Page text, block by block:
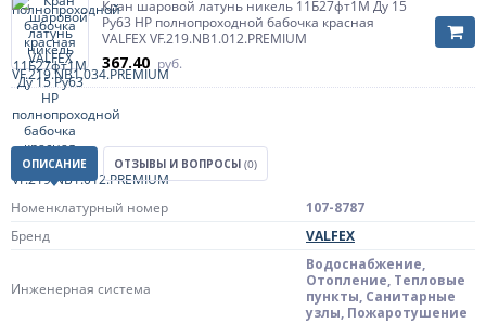
Кран шаровой латунь никель 11Б27фт1М Ду 15
Ру63 НР полнопроходной бабочка красная
VALFEX VF.219.NB1.012.PREMIUM
367.40 руб.
ОПИСАНИЕ ОТЗЫВЫ И ВОПРОСЫ (0)
Номенклатурный номер
107-8787
Бренд
VALFEX
Инженерная система
Водоснабжение,
Отопление, Тепловые
пункты, Санитарные
узлы, Пожаротушение